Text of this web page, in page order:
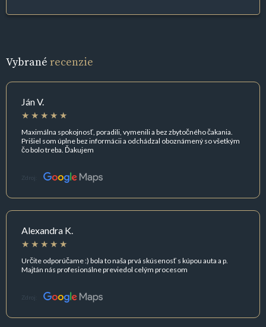
Vybrané recenzie
Ján V.
Maximálna spokojnosť, poradili, vymenili a bez zbytočného čakania.
Prišiel som úplne bez informácii a odchádzal oboznámený so všetkým
čo bolo treba. Ďakujem
Zdroj:
Alexandra K.
Určite odporúčame :) bola to naša prvá skúsenosť s kúpou auta a p.
Majtán nás profesionálne previedol celým procesom
Zdroj: